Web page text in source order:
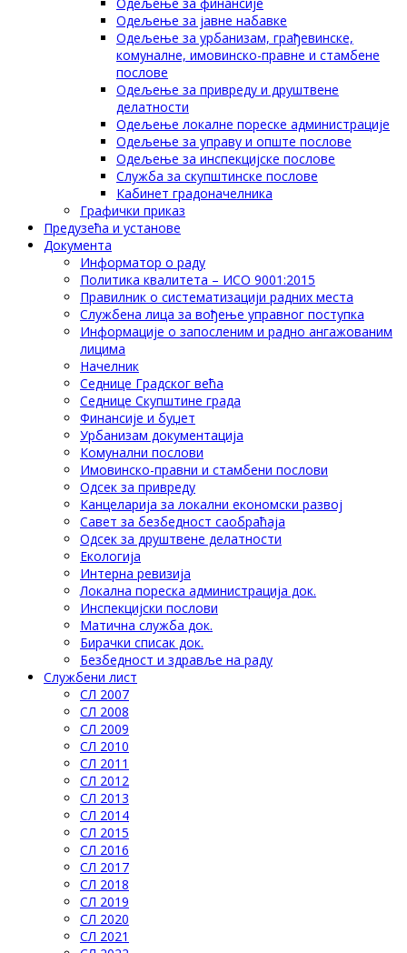
Одељење за јавне набавке
Одељење за урбанизам, грађевинске,
комуналне, имовинско-правне и стамбене
послове
Одељење за привреду и друштвене
делатности
Одељење локалне пореске администрације
Одељење за управу и опште послове
Одељење за инспекцијске послове
Служба за скупштинске послове
Кабинет градоначелника
Графички приказ
Предузећа и установе
Документа
Информатор о раду
Политика квалитета – ИСО 9001:2015
Правилник о систематизацији радних места
Службена лица за вођење управног поступка
Информације о запосленим и радно ангажованим
лицима
Начелник
Седнице Градског већа
Седнице Скупштине града
Финансије и буџет
Урбанизам документација
Комунални послови
Имовинско-правни и стамбени послови
Одсек за привреду
Канцеларија за локални економски развој
Савет за безбедност саобраћаја
Одсек за друштвене делатности
Eкологија
Интерна ревизија
Локална пореска администрација док.
Инспекцијски послови
Матична служба док.
Бирачки списак док.
Безбедност и здравље на раду
Службени лист
СЛ 2007
СЛ 2008
СЛ 2009
СЛ 2010
СЛ 2011
СЛ 2012
СЛ 2013
СЛ 2014
СЛ 2015
СЛ 2016
СЛ 2017
СЛ 2018
СЛ 2019
СЛ 2020
СЛ 2021